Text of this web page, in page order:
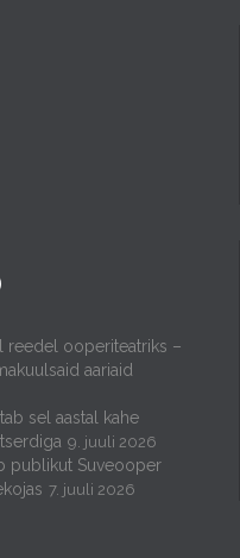
reedel ooperiteatriks –
aariaid
sel aastal kahe
9. juuli 2026
publikut Suveooper
7. juuli 2026